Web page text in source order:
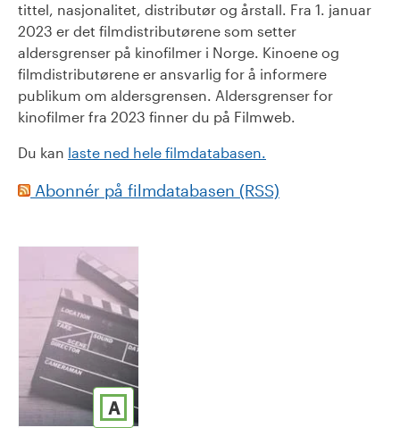
tittel, nasjonalitet, distributør og årstall. Fra 1. januar
2023 er det filmdistributørene som setter
aldersgrenser på kinofilmer i Norge. Kinoene og
filmdistributørene er ansvarlig for å informere
publikum om aldersgrensen. Aldersgrenser for
kinofilmer fra 2023 finner du på Filmweb.
Du kan laste ned hele filmdatabasen.
Abonnér på filmdatabasen (RSS)
A